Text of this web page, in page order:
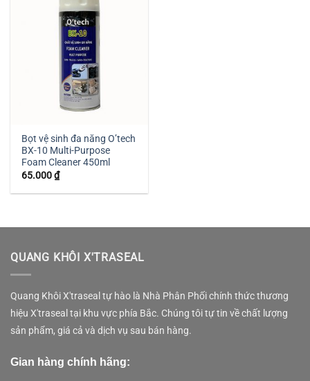
Bọt vệ sinh đa năng O’tech
BX-10 Multi-Purpose
Foam Cleaner 450ml
65.000₫
QUANG KHÔI X'TRASEAL
Quang Khôi X'traseal tự hào là Nhà Phân Phối chính thức thương
hiệu X'traseal tại khu vực phía Bắc. Chúng tôi tự tin về chất lượng
sản phẩm, giá cả và dịch vụ sau bán hàng.
Gian hàng chính hãng: